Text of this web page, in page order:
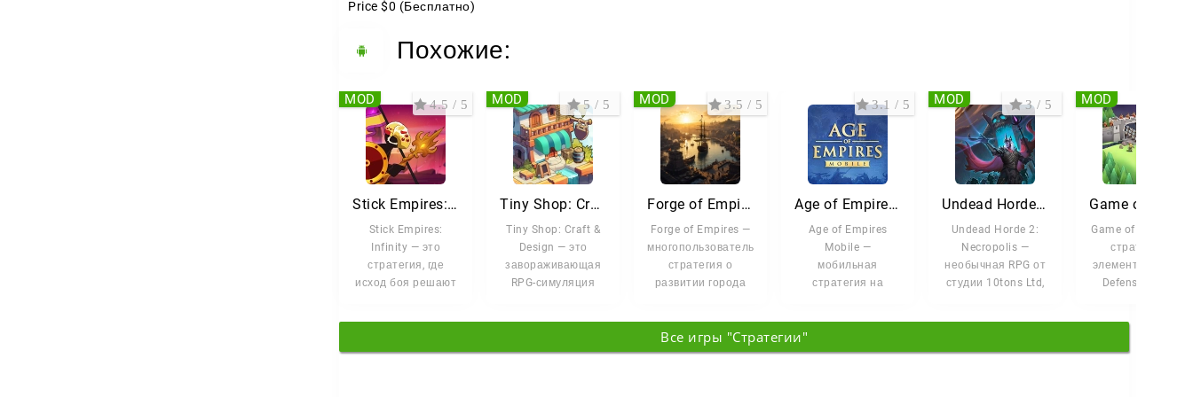
Price $0 (Бесплатно)
Похожие:
Stick Empires: Infinity
Stick Empires:
Infinity — это
стратегия, где
исход боя решают
4.5 / 5
MOD
Tiny Shop: Craft & Design
Tiny Shop: Craft &
Design — это
завораживающая
RPG-симуляция
5 / 5
MOD
Forge of Empires
Forge of Empires —
многопользовательская
стратегия о
развитии города
3.5 / 5
MOD
Age of Empires Mobile
Age of Empires
Mobile —
мобильная
стратегия на
эпоху завоеваний,
3.1 / 5
Undead Horde 2: Necropolis
Undead Horde 2:
Necropolis —
необычная RPG от
студии 10tons Ltd,
3 / 5
MOD
Game of Warriors —
стратегия с
элементами Tower
Defense, где вы
MOD
Все игры "Стратегии"